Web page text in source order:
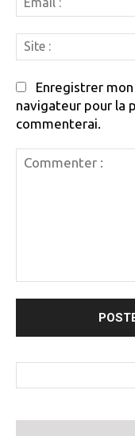
Enregistrer
navigateur pour la
commenterai.